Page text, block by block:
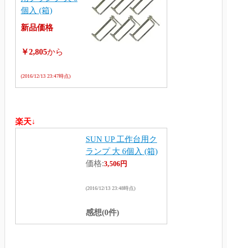
個入 (箱)
新品価格
￥2,805から
(2016/12/13 23:47時点)
楽天↓
SUN UP 工作台用ク
ランプ 大 6個入 (箱)
価格:3,506円
(2016/12/13 23:48時点)
感想(0件)